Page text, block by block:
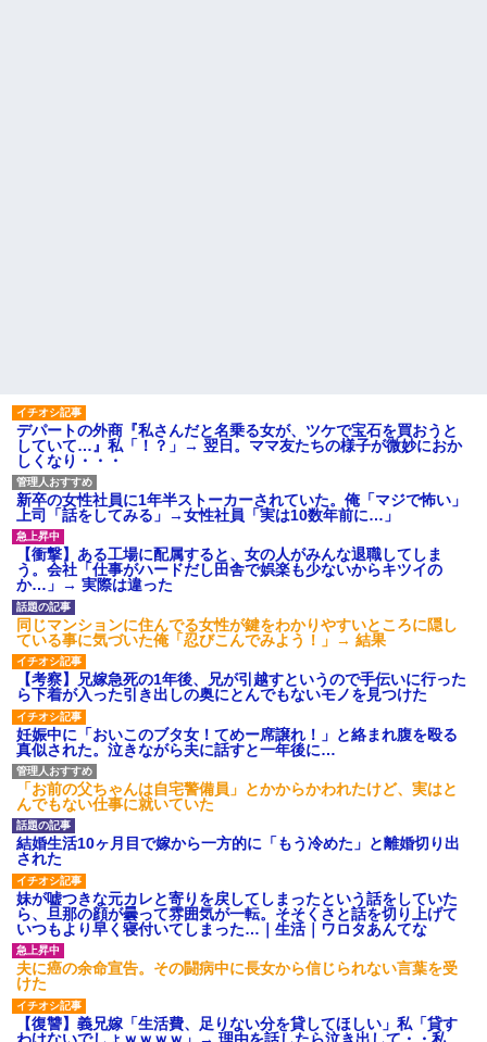
のお茶？」彼「ちっ！」私「」
【GIF】JSのカンチョーワロ
タ
後続車にクラクションを鳴ら
され彼氏が逆切れ。「何クラク
ション鳴らしてんだ！降りてこ
いよ！」と怒鳴りだし...
【衝撃】報酬100万円超の治験
募集がこちらｗｗｗｗｗ(※画像
あり)
【ネット騒然】惨殺されたタ
ワマン頂き女子のこの動画、す
げえええええｗｗｗｗｗｗｗｗ
ｗｗｗ
【愕然】白のクラウン俺氏、
高速道路左車線を制限速度で走
った結果wwwwwwwwwwww
百年の恋12-899 食べた量を
張り合ってくる
【悲報】佐藤輝明・・・２軍
でも盛大にやらかす←あまり悲
しませないでくれ
デパートの外商『私さんだと名乗る女が、ツケで宝石を買おうと
していて…』私「！？」→ 翌日。ママ友たちの様子が微妙におか
しくなり・・・
新卒の女性社員に1年半ストーカーされていた。俺「マジで怖い」
上司「話をしてみる」→女性社員「実は10数年前に…」
【衝撃】ある工場に配属すると、女の人がみんな退職してしま
う。会社「仕事がハードだし田舎で娯楽も少ないからキツイの
か…」→ 実際は違った
同じマンションに住んでる女性が鍵をわかりやすいところに隠し
ている事に気づいた俺「忍びこんでみよう！」→ 結果
【考察】兄嫁急死の1年後、兄が引越すというので手伝いに行った
ら下着が入った引き出しの奥にとんでもないモノを見つけた
妊娠中に「おいこのブタ女！てめー席譲れ！」と絡まれ腹を殴る
真似された。泣きながら夫に話すと一年後に…
「お前の父ちゃんは自宅警備員」とかからかわれたけど、実はと
んでもない仕事に就いていた
結婚生活10ヶ月目で嫁から一方的に「もう冷めた」と離婚切り出
された
妹が嘘つきな元カレと寄りを戻してしまったという話をしていた
ら、旦那の顔が曇って雰囲気が一転。そそくさと話を切り上げて
いつもより早く寝付いてしまった…｜生活｜ワロタあんてな
夫に癌の余命宣告。その闘病中に長女から信じられない言葉を受
けた
【復讐】義兄嫁「生活費、足りない分を貸してほしい」私「貸す
わけないでしょｗｗｗｗ」→ 理由を話したら泣き出して・・私